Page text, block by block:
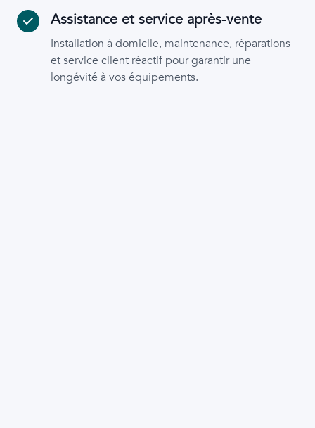
Assistance et service après-vente
Installation à domicile, maintenance, réparations
et service client réactif pour garantir une
longévité à vos équipements.